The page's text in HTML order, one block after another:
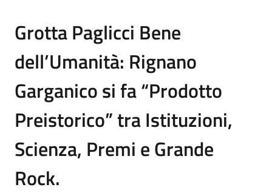
Grotta Paglicci Bene
dell’Umanità: Rignano
Garganico si fa “Prodotto
Preistorico” tra Istituzioni,
Scienza, Premi e Grande
Rock.